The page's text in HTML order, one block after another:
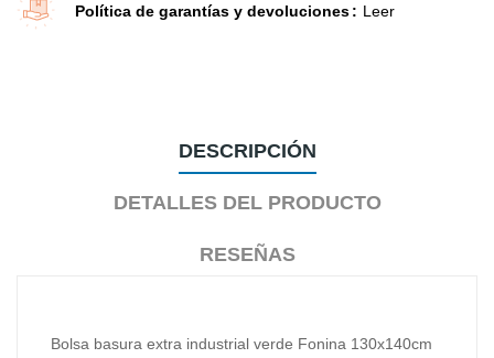
Política de garantías y devoluciones Leer
DESCRIPCIÓN
DETALLES DEL PRODUCTO
RESEÑAS
Bolsa basura extra industrial verde Fonina 130x140cm